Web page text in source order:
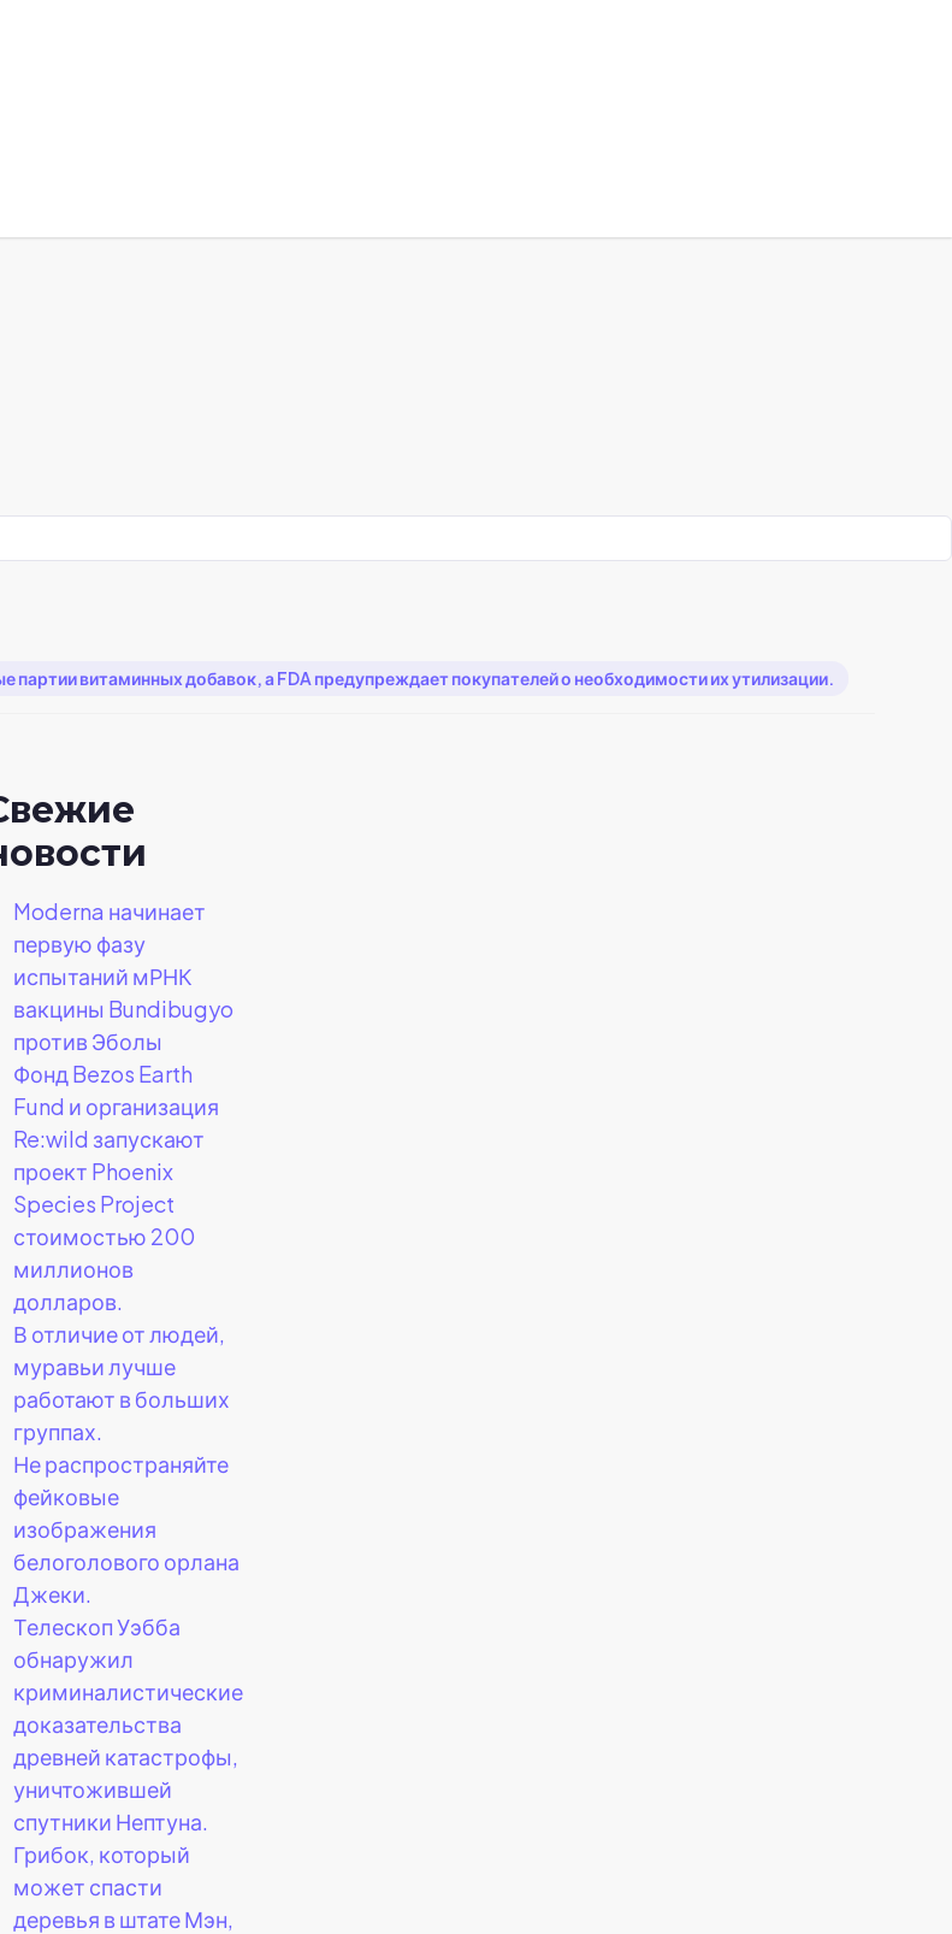
витаминных добавок, а FDA предупреждает покупателей о необходимости их утилизации.
Moderna начинает
первую фазу
испытаний мРНК
вакцины Bundibugyo
против Эболы
Фонд Bezos Earth
Fund и организация
Re:wild запускают
проект Phoenix
Species Project
стоимостью 200
миллионов
долларов.
В отличие от людей,
муравьи лучше
работают в больших
группах.
Не распространяйте
фейковые
изображения
белоголового орлана
Джеки.
Телескоп Уэбба
обнаружил
криминалистические
доказательства
древней катастрофы,
уничтожившей
спутники Нептуна.
Грибок, который
может спасти
деревья в штате Мэн,